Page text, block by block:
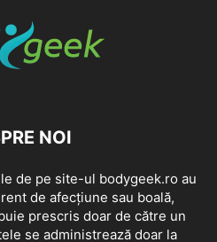
NOI
de pe site-ul bodygeek.ro au
de afecțiune sau boală,
prescris doar de către un
se administrează doar la